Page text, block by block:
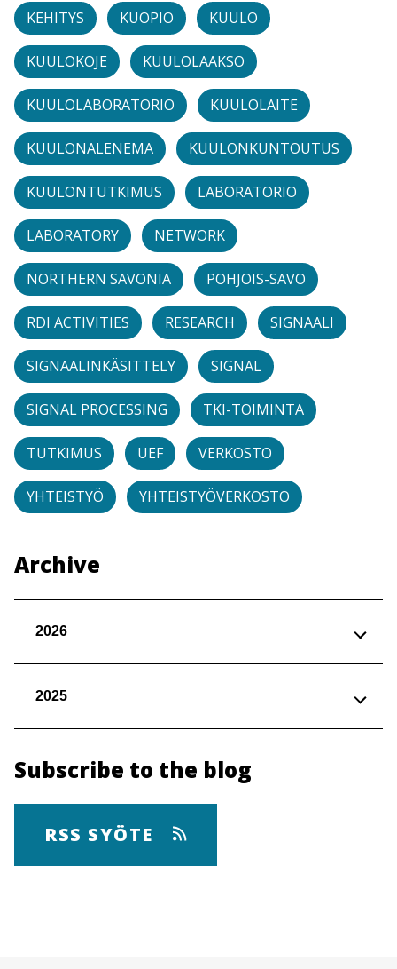
KEHITYS KUOPIO KUULO
KUULOKOJE KUULOLAAKSO
KUULOLABORATORIO KUULOLAITE
KUULONALENEMA KUULONKUNTOUTUS
KUULONTUTKIMUS LABORATORIO
LABORATORY NETWORK
NORTHERN SAVONIA POHJOIS-SAVO
RDI ACTIVITIES RESEARCH SIGNAALI
SIGNAALINKÄSITTELY SIGNAL
SIGNAL PROCESSING TKI-TOIMINTA
TUTKIMUS UEF VERKOSTO
YHTEISTYÖ YHTEISTYÖVERKOSTO
Archive
2026
2025
Subscribe to the blog
RSS SYÖTE